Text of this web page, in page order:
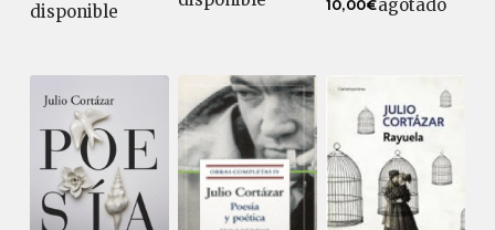
disponible 10,00€agotado